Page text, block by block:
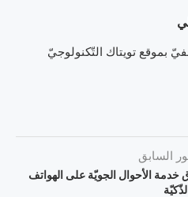
بموقع تويتاك التّكنولوجيّ
السابق
الأحوال الجويّة على الهواتف
الذّكيّة